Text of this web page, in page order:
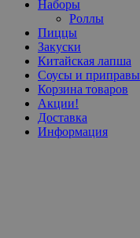
Наборы
Роллы
Пиццы
Закуски
Китайская лапша
Соусы и приправы
Корзина товаров
Акции!
Доставка
Информация